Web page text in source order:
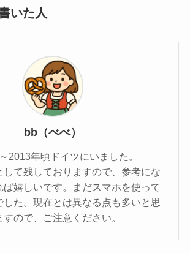
いた人
bb（べべ）
2013年頃ドイツにいました。
して残しておりますので、参考にな
ば嬉しいです。まだスマホを使って
した。現在とは異なる点も多いと思
すので、ご注意ください。